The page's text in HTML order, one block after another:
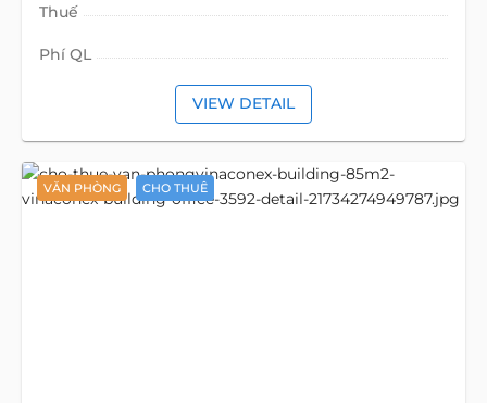
Thuế
Phí QL
VIEW DETAIL
VĂN PHÒNG CHO THUÊ